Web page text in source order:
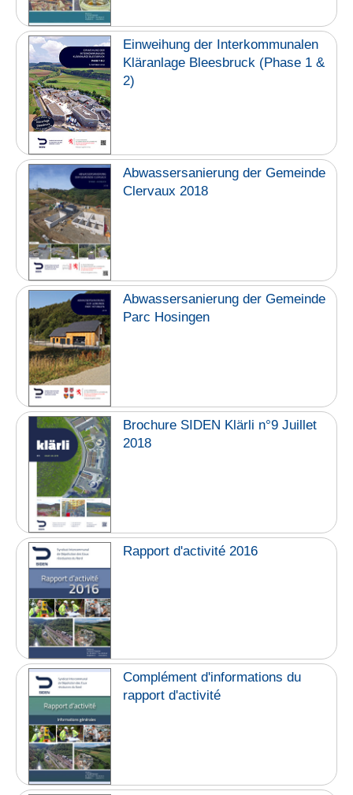
Einweihung der Interkommunalen
Kläranlage Bleesbruck (Phase 1 &
2)
Abwassersanierung der Gemeinde
Clervaux 2018
Abwassersanierung der Gemeinde
Parc Hosingen
Brochure SIDEN Klärli n°9 Juillet
2018
Rapport d'activité 2016
Complément d'informations du
rapport d'activité